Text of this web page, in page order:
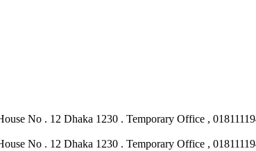
House No . 12 Dhaka 1230 . Temporary Office ,
House No . 12 Dhaka 1230 . Temporary Office ,